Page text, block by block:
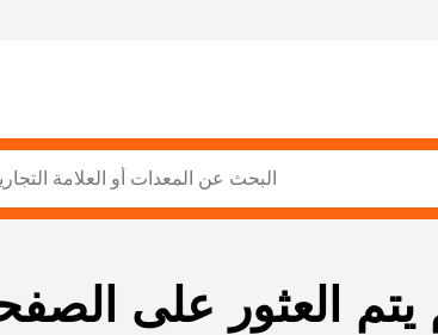
يتم العثور على